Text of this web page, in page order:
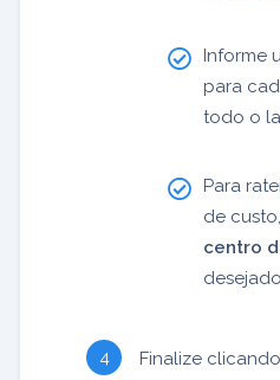
Informe
para
todo o
Para
de
centro
Finalize